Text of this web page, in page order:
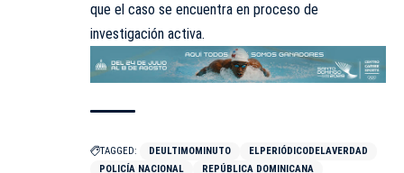
que el caso se encuentra en proceso de
investigación activa.
TAGGED: DEULTIMOMINUTO
ELPERIÓDICODELAVERDAD
POLICÍA NACIONAL
REPÚBLICA DOMINICANA